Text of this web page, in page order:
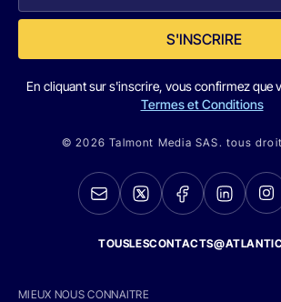
S'INSCRIRE
En cliquant sur s'inscrire, vous confirmez que
Termes et Conditions
© 2026 Talmont Media SAS. tous
MIEUX NOUS CONNAITRE